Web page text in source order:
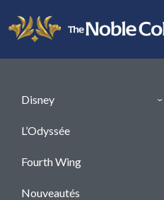
Disney
L’Odyssée
Fourth Wing
Nouveautés